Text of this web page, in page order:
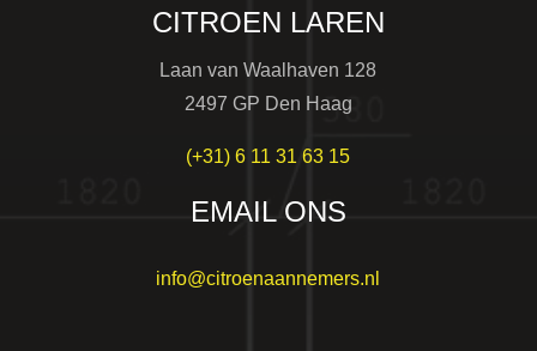
CITROEN LAREN
Laan van Waalhaven 128
2497 GP Den Haag
(+31) 6 11 31 63 15
EMAIL ONS
info@citroenaannemers.nl